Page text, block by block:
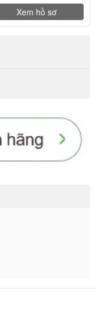
Xem hồ sơ